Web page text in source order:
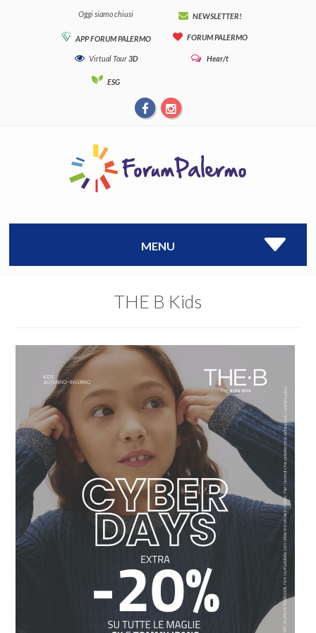
Oggi siamo chiusi NEWSLETTER!
APP FORUM PALERMO FORUM PALERMO
Virtual Tour3D Hear/t
ESG
MENU
THE B Kids